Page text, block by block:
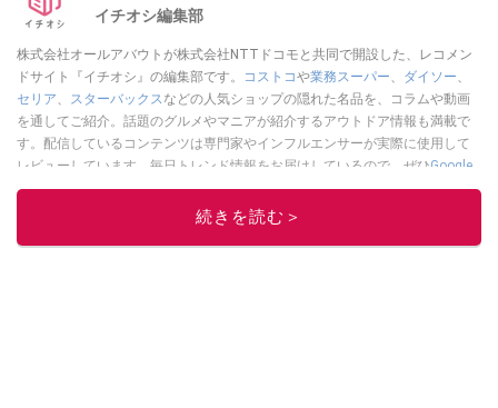
イチオシ編集部
株式会社オールアバウトが株式会社NTTドコモと共同で開設した、レコメン
ドサイト『イチオシ』の編集部です。
コストコや業務スーパー、 ダイソー、
セリア、 スターバックスなどの人気ショップの隠れた名品を、コラムや動画
を通してご紹介。話題のグルメやマニアが紹介するアウトドア情報も満載で
す。配信しているコンテンツは専門家やインフルエンサーが実際に使用して
レビューしています。毎日トレンド情報をお届けしているので、ぜひGoogle
ニュースでフォローしてください！
このイチオシストの他の記事を読む
続きを読む＞